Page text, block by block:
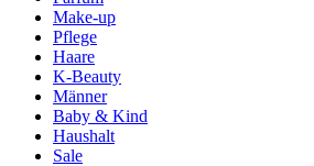
Make-up
Pflege
Haare
K-Beauty
Männer
Baby & Kind
Haushalt
Sale